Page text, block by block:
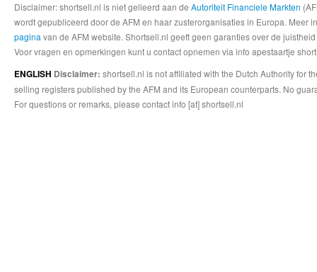
Disclaimer: shortsell.nl is niet gelieerd aan de Autoriteit Financiele Markten
wordt gepubliceerd door de AFM en haar zusterorganisaties in Europa.
pagina van de AFM website. Shortsell.nl geeft geen garanties over de
Voor vragen en opmerkingen kunt u contact opnemen via info apestaartje
ENGLISH Disclaimer: shortsell.nl is not affiliated with the Dutch Authority for
selling registers published by the AFM and its European counterparts. No
For questions or remarks, please contact info [at] shortsell.nl